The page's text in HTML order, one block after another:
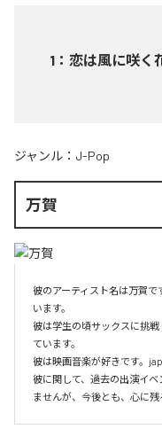
1 ： 恋は風に咲く
ジャンル： J-Pop
万賀
彼のアーティスト名は万賀で
います。
彼は学生の頃サックスに挑
ています。
彼は映画音楽が好きです。
彼に関して、過去の出演イ
ませんが、今後とも、心に残